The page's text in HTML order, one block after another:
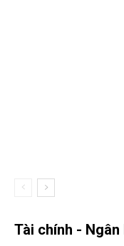
Tài chính - Ngân